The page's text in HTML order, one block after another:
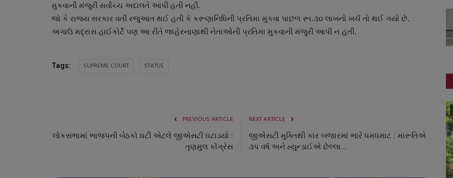
મુકવાની મંજુરી સર્વોચ્ચ અદાલતે આપી હતી નહીં.
જો કે રાજય સરકાર વતી રજુઆત થઈ હતી કે કરૂણાનિધિની પ્રતિમા મુકવા પાછળ રૂા.૩૦ લાખનો ખર્ચ તો થઈ ગયો છે.
અગાઉ મદ્રાસ હાઈકોર્ટે પણ આ રીતે જાહેરનાણાથી નેતાઓની પ્રતિમા મુકવાની મંજુરી આપી ન હતી.
Tags: SUPREME COURT STATUE
PREVIOUS ARTICLE
લોકસભામાં ભાજપની બેઠકો ઘટી એટલે જીએસટી ઘટાડયો :
તૃણમુલ કોંગ્રેસ
NEXT ARTICLE
જીએસટી મુક્તિથી કાર બજારમાં ભારે ધમધમાટ : મારૂતિએ
૩પ વર્ષ અને હ્યુન્ડાઈએ છેલ્લા...